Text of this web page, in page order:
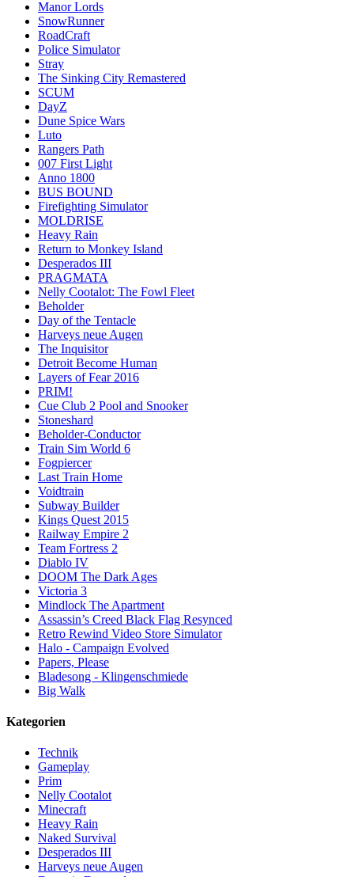
Manor Lords
SnowRunner
RoadCraft
Police Simulator
Stray
The Sinking City Remastered
SCUM
DayZ
Dune Spice Wars
Luto
Rangers Path
007 First Light
Anno 1800
BUS BOUND
Firefighting Simulator
MOLDRISE
Heavy Rain
Return to Monkey Island
Desperados III
PRAGMATA
Nelly Cootalot: The Fowl Fleet
Beholder
Day of the Tentacle
Harveys neue Augen
The Inquisitor
Detroit Become Human
Layers of Fear 2016
PRIM!
Cue Club 2 Pool and Snooker
Stoneshard
Beholder-Conductor
Train Sim World 6
Fogpiercer
Last Train Home
Voidtrain
Subway Builder
Kings Quest 2015
Railway Empire 2
Team Fortress 2
Diablo IV
DOOM The Dark Ages
Victoria 3
Mindlock The Apartment
Assassin’s Creed Black Flag Resynced
Retro Rewind Video Store Simulator
Halo - Campaign Evolved
Papers, Please
Bladesong - Klingenschmiede
Big Walk
Kategorien
Technik
Gameplay
Prim
Nelly Cootalot
Minecraft
Heavy Rain
Naked Survival
Desperados III
Harveys neue Augen